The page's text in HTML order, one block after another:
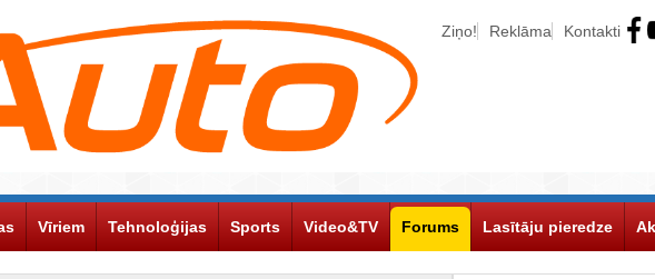
Ziņo! Reklāma Kontakti
Vīriem Tehnoloģijas Sports Video&TV Forums Lasītāju pieredze